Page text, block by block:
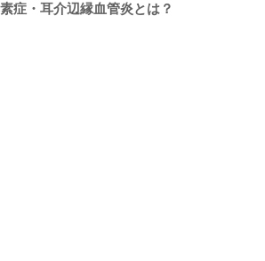
症・耳介辺縁血管炎とは？